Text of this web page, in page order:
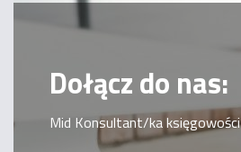
Dołącz do nas:
Mid Konsultant/ka księgowości